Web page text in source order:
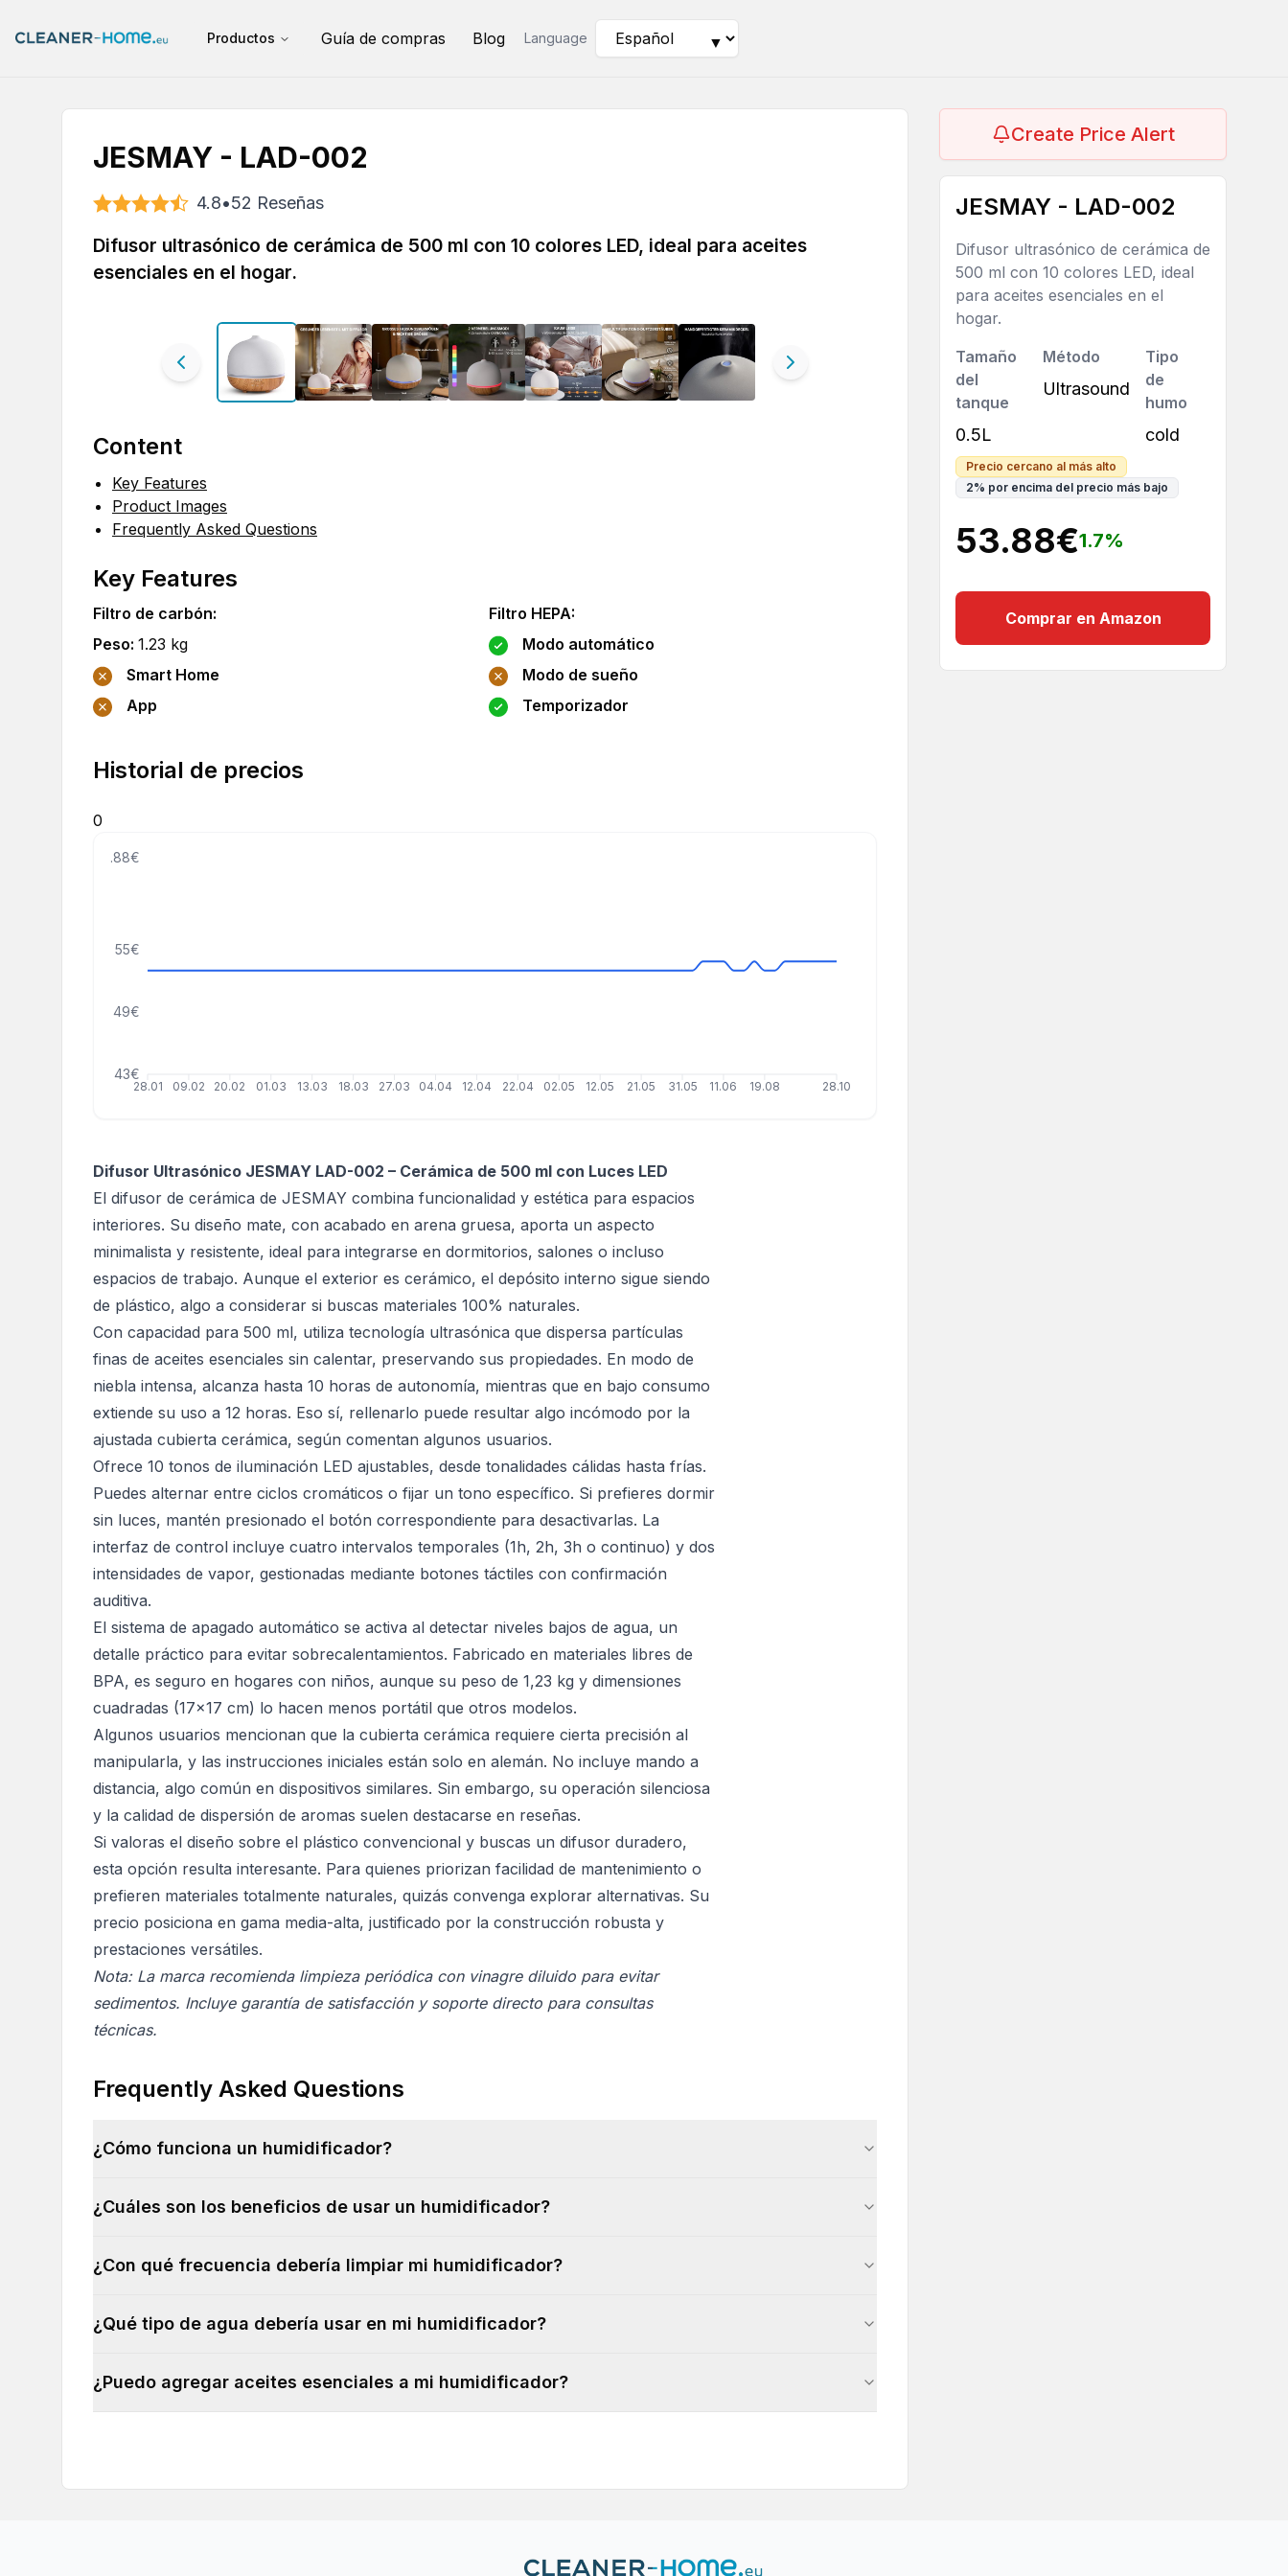
Productos Guía de compras Blog Language ▼
JESMAY - LAD-002
4.8•52 Reseñas
Difusor ultrasónico de cerámica de 500 ml con 10 colores LED, ideal para aceites
esenciales en el hogar.
Content
Key Features
Product Images
Frequently Asked Questions
Key Features
Filtro de carbón: Filtro HEPA:
Peso: 1.23 kg
Modo automático
Smart Home
Modo de sueño
App
Temporizador
Historial de precios
0
28.01 09.02 20.02 01.03 13.03 18.03 27.03 04.04 12.04 22.04 02.05 12.05 21.05 31.05 11.06 19.08 28.10
43€
49€
55€
63.88€
Difusor Ultrasónico JESMAY LAD-002 – Cerámica de 500 ml con Luces LED
El difusor de cerámica de JESMAY combina funcionalidad y estética para espacios
interiores. Su diseño mate, con acabado en arena gruesa, aporta un aspecto
minimalista y resistente, ideal para integrarse en dormitorios, salones o incluso
espacios de trabajo. Aunque el exterior es cerámico, el depósito interno sigue siendo
de plástico, algo a considerar si buscas materiales 100% naturales.
Con capacidad para 500 ml, utiliza tecnología ultrasónica que dispersa partículas
finas de aceites esenciales sin calentar, preservando sus propiedades. En modo de
niebla intensa, alcanza hasta 10 horas de autonomía, mientras que en bajo consumo
extiende su uso a 12 horas. Eso sí, rellenarlo puede resultar algo incómodo por la
ajustada cubierta cerámica, según comentan algunos usuarios.
Ofrece 10 tonos de iluminación LED ajustables, desde tonalidades cálidas hasta frías.
Puedes alternar entre ciclos cromáticos o fijar un tono específico. Si prefieres dormir
sin luces, mantén presionado el botón correspondiente para desactivarlas. La
interfaz de control incluye cuatro intervalos temporales (1h, 2h, 3h o continuo) y dos
intensidades de vapor, gestionadas mediante botones táctiles con confirmación
auditiva.
El sistema de apagado automático se activa al detectar niveles bajos de agua, un
detalle práctico para evitar sobrecalentamientos. Fabricado en materiales libres de
BPA, es seguro en hogares con niños, aunque su peso de 1,23 kg y dimensiones
cuadradas (17x17 cm) lo hacen menos portátil que otros modelos.
Algunos usuarios mencionan que la cubierta cerámica requiere cierta precisión al
manipularla, y las instrucciones iniciales están solo en alemán. No incluye mando a
distancia, algo común en dispositivos similares. Sin embargo, su operación silenciosa
y la calidad de dispersión de aromas suelen destacarse en reseñas.
Si valoras el diseño sobre el plástico convencional y buscas un difusor duradero,
esta opción resulta interesante. Para quienes priorizan facilidad de mantenimiento o
prefieren materiales totalmente naturales, quizás convenga explorar alternativas. Su
precio posiciona en gama media-alta, justificado por la construcción robusta y
prestaciones versátiles.
Nota: La marca recomienda limpieza periódica con vinagre diluido para evitar
sedimentos. Incluye garantía de satisfacción y soporte directo para consultas
técnicas.
Frequently Asked Questions
¿Cómo funciona un humidificador?
¿Cuáles son los beneficios de usar un humidificador?
¿Con qué frecuencia debería limpiar mi humidificador?
¿Qué tipo de agua debería usar en mi humidificador?
¿Puedo agregar aceites esenciales a mi humidificador?
Create Price Alert
JESMAY - LAD-002
Difusor ultrasónico de cerámica de
500 ml con 10 colores LED, ideal
para aceites esenciales en el
hogar.
Tamaño
del
tanque
0.5L
Método
Ultrasound
Tipo
de
humo
cold
Precio cercano al más alto
2% por encima del precio más bajo
53.88€1.7%
Comprar en Amazon